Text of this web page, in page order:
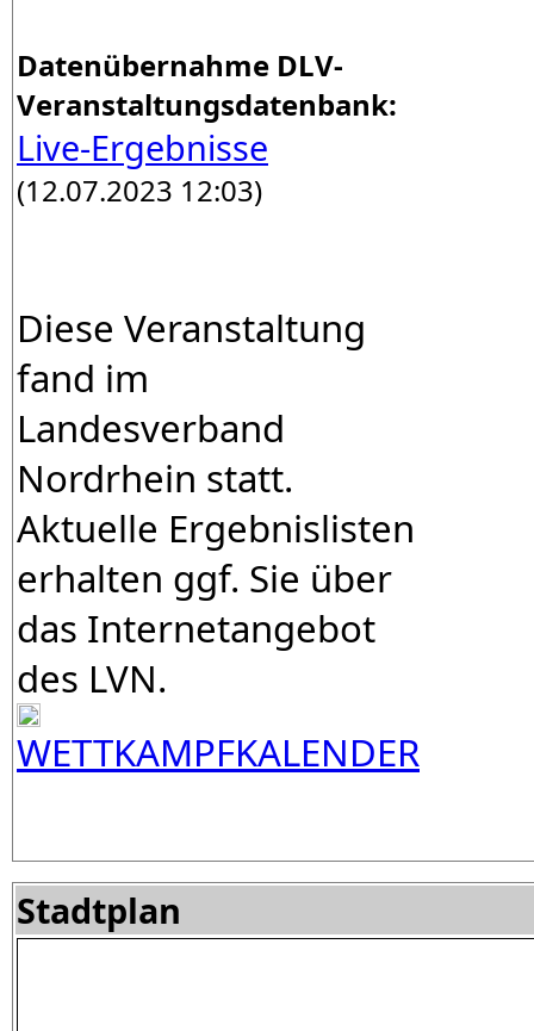
Datenübernahme DLV-
Veranstaltungsdatenbank:
Live-Ergebnisse
(12.07.2023 12:03)
Diese Veranstaltung
fand im
Landesverband
Nordrhein statt.
Aktuelle Ergebnislisten
erhalten ggf. Sie über
das Internetangebot
des LVN.
WETTKAMPFKALENDER
Stadtplan